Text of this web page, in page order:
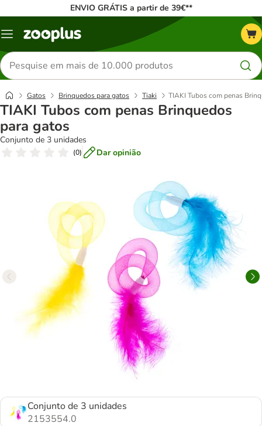
ENVIO GRÁTIS a partir de 39€**
Menu
Pesquisar
produtos
Gatos Brinquedos para gatos Tiaki TIAKI Tubos com penas
TIAKI Tubos com penas Brinquedos
para gatos
Conjunto de 3 unidades
(0) Dar opinião
Conjunto de 3 unidades
2153554.0